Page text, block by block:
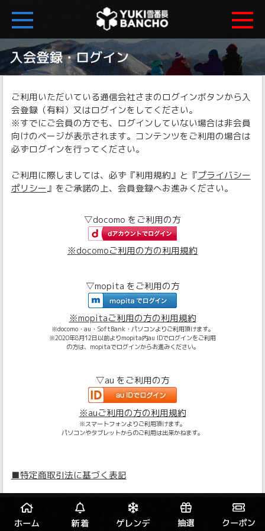
ご利用いただいている通信会社さまのログインボタンから入
会登録（有料）又はログインをしてください。
※すでにご会員の方でも、ログインしていない場合は非会員
向けのページが表示されます。コンテンツをご利用の場合は
必ずログインを行ってください。
ご利用に際しましては、必ず『利用規約』と『プライバシー
ポリシー』をご承諾の上、会員登録へお進みください。
▽docomo をご利用の方
※docomoご利用の方の利用規約
▽mopita をご利用の方
※mopitaご利用の方の利用規約
※docomo・au・SoftBank・パソコンよりご利用頂けます。
※2020年8月12日以前よりmopita内au IDでログインをご利用
の方は、mopitaでログインからお進みください。
▽au をご利用の方
※auご利用の方の利用規約
※スマートフォンよりご利用頂けます。
パソコンやタブレットからのご利用は出来かねます。
■特定商取引法に基づく表記